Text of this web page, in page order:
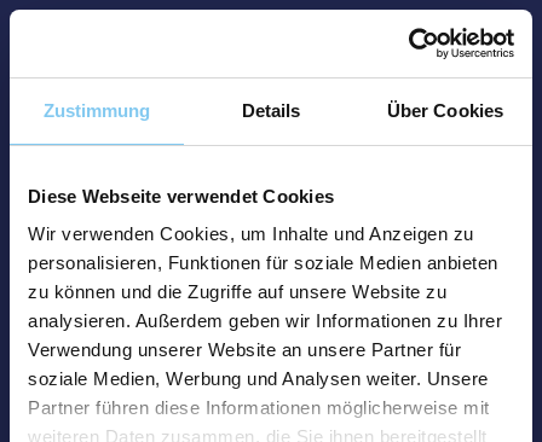
Zustimmung Details Über Cookies
Diese Webseite verwendet Cookies
Wir verwenden Cookies, um Inhalte und Anzeigen zu
personalisieren, Funktionen für soziale Medien anbieten
zu können und die Zugriffe auf unsere Website zu
analysieren. Außerdem geben wir Informationen zu Ihrer
Verwendung unserer Website an unsere Partner für
soziale Medien, Werbung und Analysen weiter. Unsere
Partner führen diese Informationen möglicherweise mit
weiteren Daten zusammen, die Sie ihnen bereitgestellt